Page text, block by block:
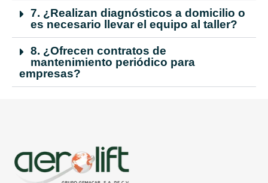
7. ¿Realizan diagnósticos a domicilio o
es necesario llevar el equipo al taller?
8. ¿Ofrecen contratos de
mantenimiento periódico para
empresas?